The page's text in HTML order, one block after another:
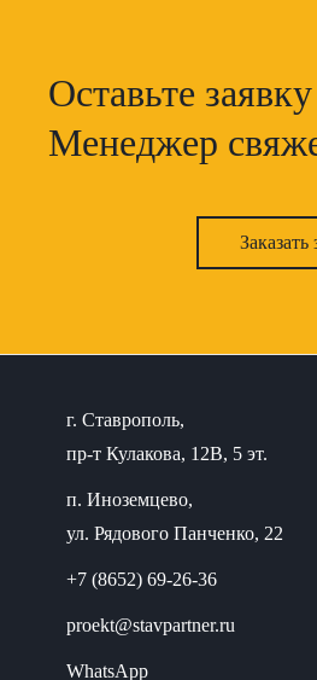
Оставьте
Менеджер
Заказать
г. Ставрополь,
пр-т Кулакова, 12В, 5 эт.
п. Иноземцево,
ул. Рядового Панченко, 22
+7 (8652) 69-26-36
proekt@stavpartner.ru
WhatsApp